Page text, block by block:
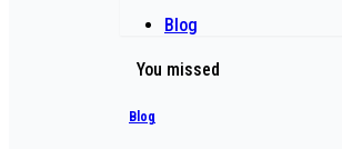
Blog
You missed
Blog